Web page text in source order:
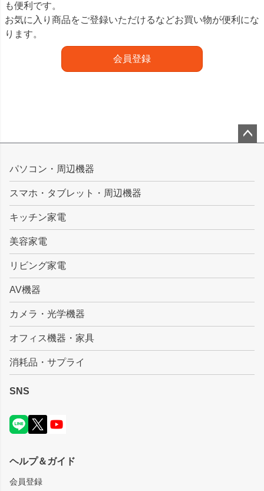
も便利です。
お気に入り商品をご登録いただけるなどお買い物が便利にな
ります。
会員登録
ップ
パソコン・周辺機器
スマホ・タブレット・周辺機器
キッチン家電
美容家電
リビング家電
AV機器
カメラ・光学機器
オフィス機器・家具
消耗品・サプライ
SNS
ヘルプ＆ガイド
会員登録